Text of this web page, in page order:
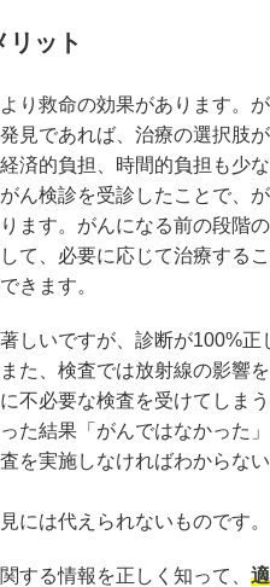
リット
り救命の効果があります。
見であれば、治療の選択肢
済的負担、時間的負担も少
ん検診を受診したことで、
ます。がんになる前の段階
て、必要に応じて治療する
きます。
しいですが、診断が100%正
た、検査では放射線の影響
不必要な検査を受けてしま
た結果「がんではなかった
を実施しなければわからな
には代えられないものです。
る情報を正しく知って、